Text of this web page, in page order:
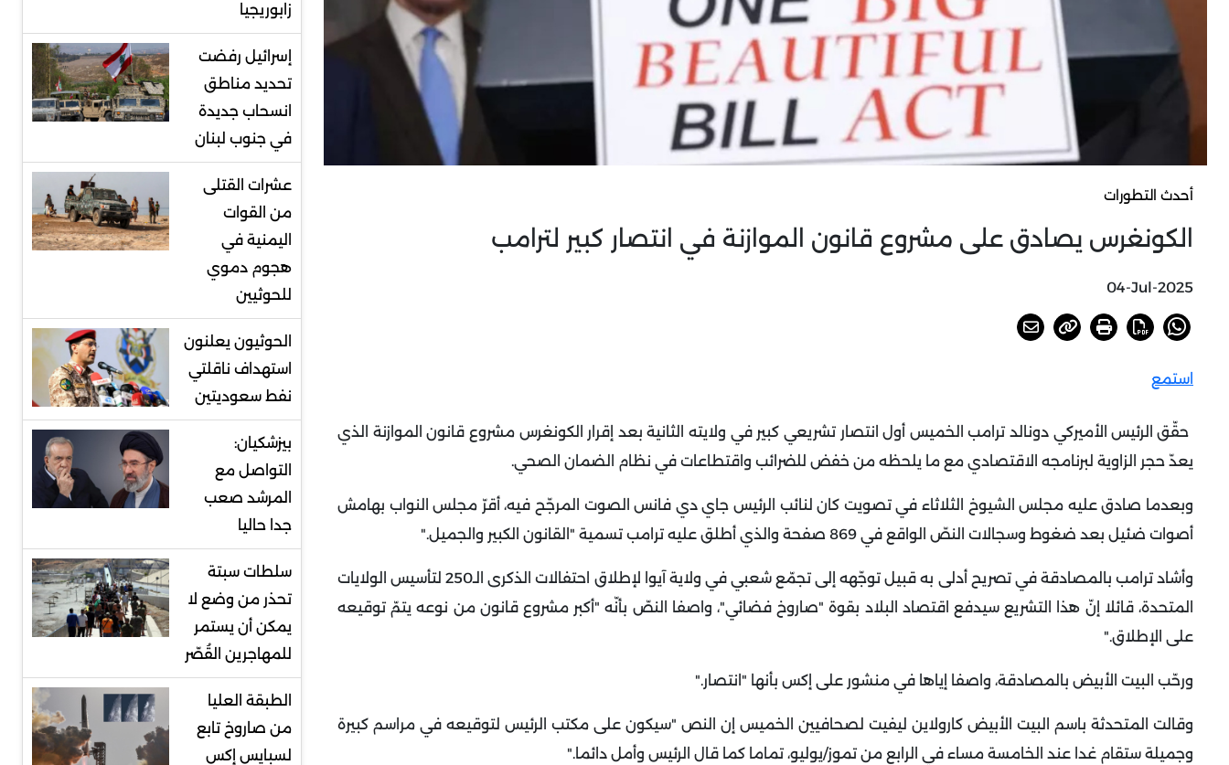
أحدث التطورات
الكونغرس يصادق على مشروع قانون الموازنة في انتصار كبير لترامب
04-Jul-2025
استمع
حقّق الرئيس الأميركي دونالد ترامب الخميس أول انتصار تشريعي كبير في ولايته الثانية بعد إقرار الكونغرس مشروع قانون الموازنة الذي
يعدّ حجر الزاوية لبرنامجه الاقتصادي مع ما يلحظه من خفض للضرائب واقتطاعات في نظام الضمان الصحي.
وبعدما صادق عليه مجلس الشيوخ الثلاثاء في تصويت كان لنائب الرئيس جاي دي فانس الصوت المرجّح فيه، أقرّ مجلس النواب بهامش
أصوات ضئيل بعد ضغوط وسجالات النصّ الواقع في 869 صفحة والذي أطلق عليه ترامب تسمية "القانون الكبير والجميل
".
وأشاد ترامب بالمصادقة في تصريح أدلى به قبيل توجّهه إلى تجمّع شعبي في ولاية آيوا لإطلاق احتفالات الذكرى الـ250 لتأسيس الولايات
المتحدة، قائلا إنّ هذا التشريع سيدفع اقتصاد البلاد بقوة "صاروخ فضائي"، واصفا النصّ بأنّه "أكبر مشروع قانون من نوعه يتمّ توقيعه
على الإطلاق".
ورحّب البيت الأبيض بالمصادقة، واصفا إياها في منشور على إكس بأنها "انتصار".
وقالت المتحدثة باسم البيت الأبيض كارولاين ليفيت لصحافيين الخميس إن النص "سيكون على مكتب الرئيس لتوقيعه في مراسم كبيرة
وجميلة ستقام غدا عند الخامسة مساء في الرابع من تموز/يوليو، تماما كما قال الرئيس وأمل دائما".
زابوريجيا
إسرائيل رفضت
تحديد مناطق
انسحاب جديدة
في جنوب لبنان
عشرات القتلى
من القوات
اليمنية في
هجوم دموي
للحوثيين
الحوثيون يعلنون
استهداف ناقلتي
نفط سعوديتين
بيزشكيان:
التواصل مع
المرشد صعب
جدا حاليا
سلطات سبتة
تحذر من وضع لا
يمكن أن يستمر
للمهاجرين القُصّر
الطبقة العليا
من صاروخ تابع
لسبايس إكس